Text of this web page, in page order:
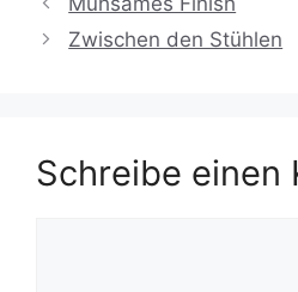
Zwischen den Stühlen
Schreibe einen